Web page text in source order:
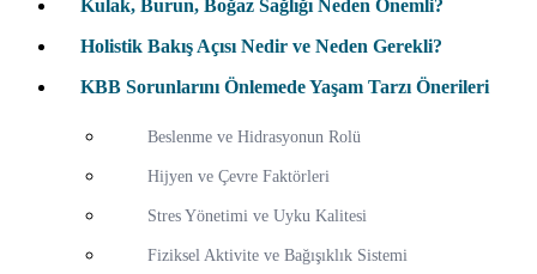
Kulak, Burun, Boğaz Sağlığı Neden Önemli?
Holistik Bakış Açısı Nedir ve Neden Gerekli?
KBB Sorunlarını Önlemede Yaşam Tarzı Önerileri
Beslenme ve Hidrasyonun Rolü
Hijyen ve Çevre Faktörleri
Stres Yönetimi ve Uyku Kalitesi
Fiziksel Aktivite ve Bağışıklık Sistemi